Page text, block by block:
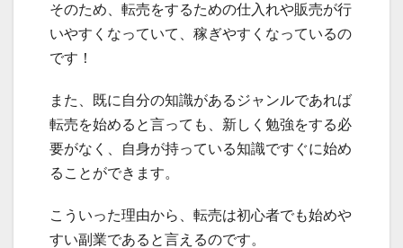
そのため、転売をするための仕入れや販売が行
いやすくなっていて、稼ぎやすくなっているの
です！
また、既に自分の知識があるジャンルであれば
転売を始めると言っても、新しく勉強をする必
要がなく、自身が持っている知識ですぐに始め
ることができます。
こういった理由から、転売は初心者でも始めや
すい副業であると言えるのです。